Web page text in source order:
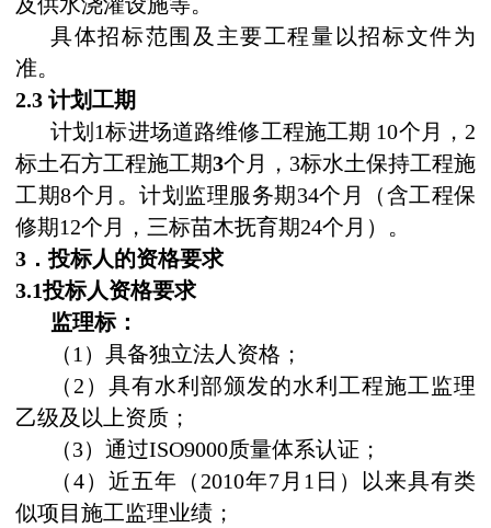
及供水浇灌设施等。
具体招标范围及主要工程量以招标文件为
准。
2.3 计划工期
计划 1标进场道路维修工程施工期 10个月， 2
标土石方工程施工期3个月， 3标水土保持工程施
工期8个月。计划监理服务期 34个月（含工程保
修期12个月，三标苗木抚育期24个月）。
3 ．投标人的资格要求
3.1投标人资格要求
监理标：
（1 ）具备独立法人资格；
（ 2 ）具有水利部颁发的水利工程施工监理
乙级及以上资质；
（3）通过ISO9000质量体系认证；
（4）近五年（ 2010年7 月 1 日）以来具有类
似项目施工监理业绩；